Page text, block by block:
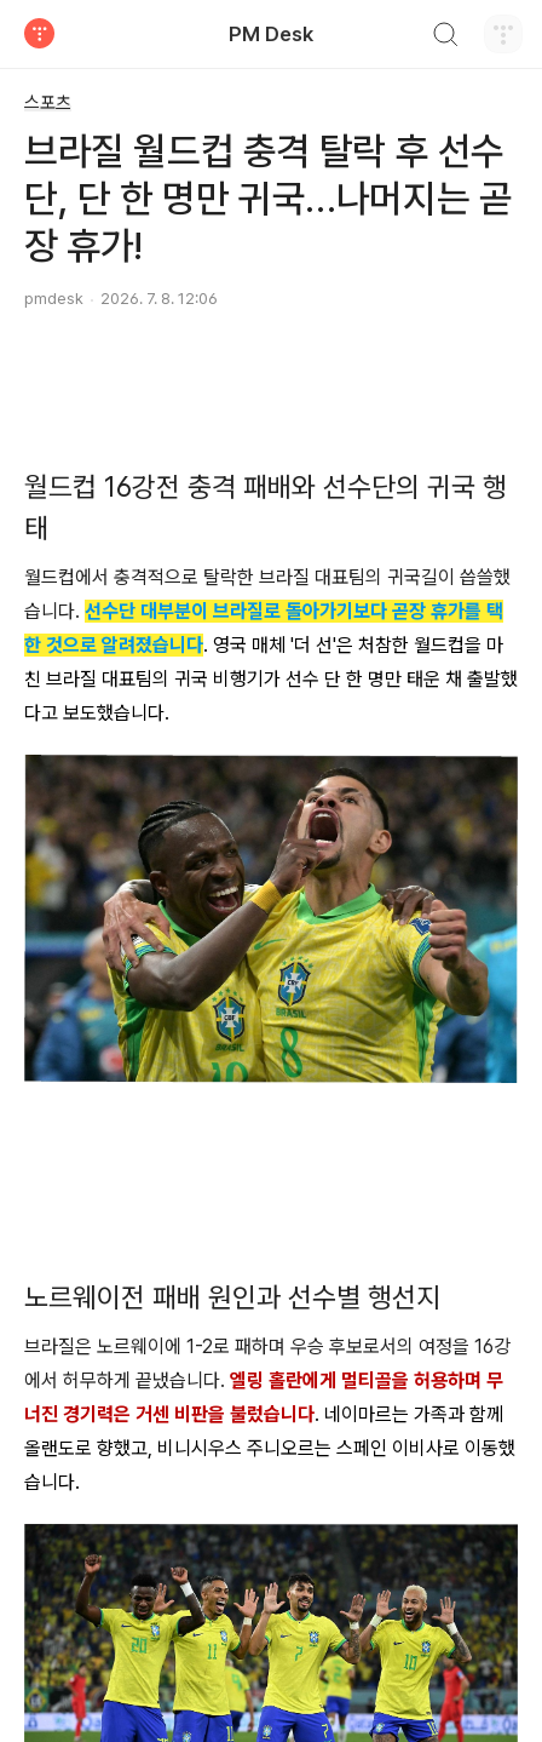
PM Desk
스포츠
브라질 월드컵 충격 탈락 후 선수
단, 단 한 명만 귀국…나머지는 곧
장 휴가!
pmdesk 2026. 7. 8. 12:06
월드컵 16강전 충격 패배와 선수단의 귀국 행
태
월드컵에서 충격적으로 탈락한 브라질 대표팀의 귀국길이 씁쓸했
습니다. 선수단 대부분이 브라질로 돌아가기보다 곧장 휴가를 택
한 것으로 알려졌습니다. 영국 매체 '더 선'은 처참한 월드컵을 마
친 브라질 대표팀의 귀국 비행기가 선수 단 한 명만 태운 채 출발했
다고 보도했습니다.
노르웨이전 패배 원인과 선수별 행선지
브라질은 노르웨이에 1-2로 패하며 우승 후보로서의 여정을 16강
에서 허무하게 끝냈습니다. 엘링 홀란에게 멀티골을 허용하며 무
너진 경기력은 거센 비판을 불렀습니다. 네이마르는 가족과 함께
올랜도로 향했고, 비니시우스 주니오르는 스페인 이비사로 이동했
습니다.